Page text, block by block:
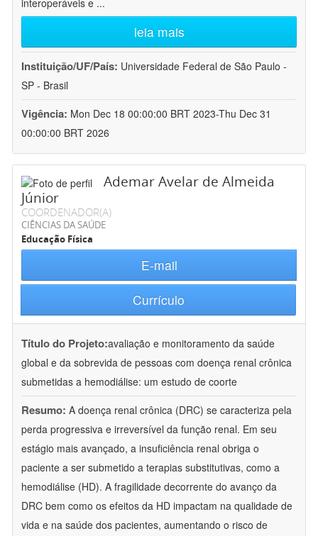
interoperáveis e ...
leia mais
Instituição/UF/País: Universidade Federal de São Paulo -
SP - Brasil
Vigência: Mon Dec 18 00:00:00 BRT 2023-Thu Dec 31
00:00:00 BRT 2026
Ademar Avelar de Almeida
Júnior
COORDENADOR(A)
CIÊNCIAS DA SAÚDE
Educação Física
E-mail
Currículo
Título do Projeto:avaliação e monitoramento da saúde
global e da sobrevida de pessoas com doença renal crônica
submetidas a hemodiálise: um estudo de coorte
Resumo: A doença renal crônica (DRC) se caracteriza pela
perda progressiva e irreversível da função renal. Em seu
estágio mais avançado, a insuficiência renal obriga o
paciente a ser submetido a terapias substitutivas, como a
hemodiálise (HD). A fragilidade decorrente do avanço da
DRC bem como os efeitos da HD impactam na qualidade de
vida e na saúde dos pacientes, aumentando o risco de